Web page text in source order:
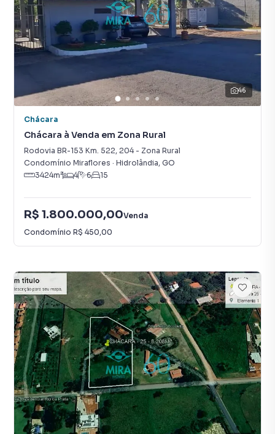
46
Chácara
Chácara à Venda em Zona Rural
Rodovia BR-153 Km. 522, 204- Zona Rural
Condomínio Miraflores · Hidrolândia, GO
3424m² 4 6 15
R$ 1.800.000,00Venda
Condomínio R$ 450,00